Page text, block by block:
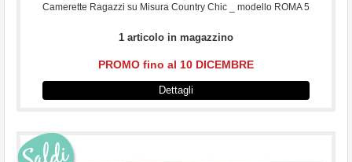
Camerette Ragazzi su Misura Country Chic _ modello ROMA 5
1 articolo in magazzino
PROMO fino al 10 DICEMBRE
Dettagli